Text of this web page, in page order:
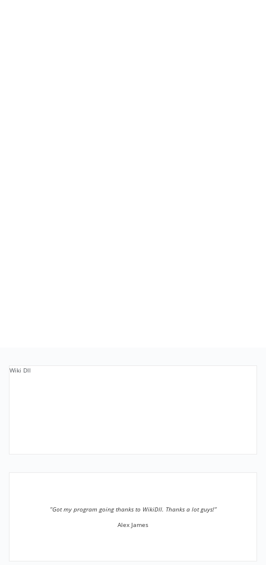
Wiki Dll
”Got my program going thanks to WikiDll. Thanks a lot guys!”
Alex James